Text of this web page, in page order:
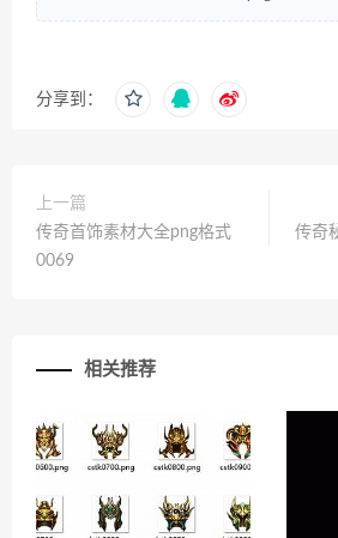
分享到：
上一篇
传奇首饰素材大全png格式
0069
传奇
相关推荐